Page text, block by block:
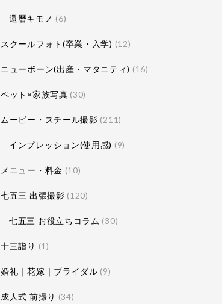
還暦キモノ (6)
スクールフォト(卒業・入学) (12)
ニューボーン(出産・マタニティ) (16)
ペット×家族写真 (30)
ムービー・スチール撮影 (211)
インプレッション(使用感) (9)
メニュー・料金 (10)
七五三 出張撮影 (120)
七五三 お役立ちコラム (30)
十三詣り (1)
婚礼｜花嫁｜ブライダル (9)
成人式 前撮り (34)